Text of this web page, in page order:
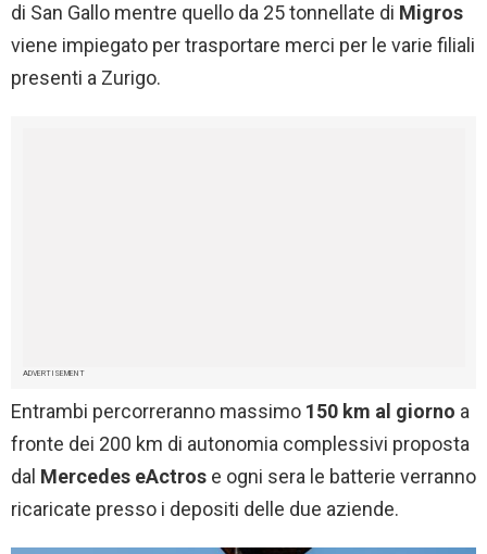
di San Gallo mentre quello da 25 tonnellate di Migros
viene impiegato per trasportare merci per le varie filiali
presenti a Zurigo.
ADVERTISEMENT
Entrambi percorreranno massimo 150 km al giorno a
fronte dei 200 km di autonomia complessivi proposta
dal Mercedes eActros e ogni sera le batterie verranno
ricaricate presso i depositi delle due aziende.